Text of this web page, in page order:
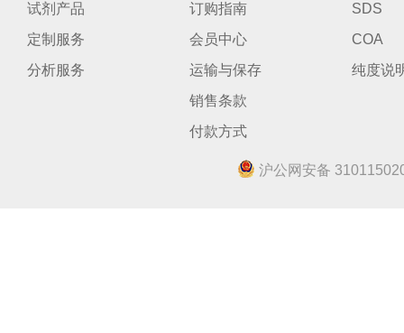
试剂产品
定制服务
分析服务
订购指南
会员中心
运输与保存
销售条款
付款方式
SDS
COA
纯度说
沪公网安备